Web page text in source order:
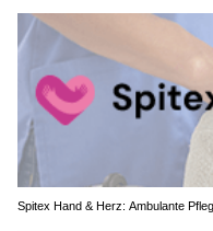
Spitex Hand & Herz: Ambulante